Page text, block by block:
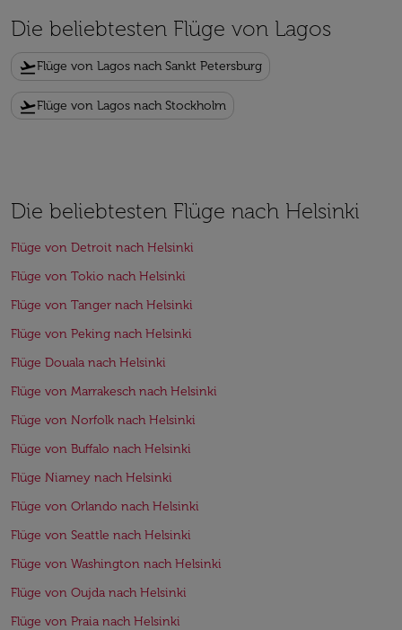
Die beliebtesten Flüge von Lagos
flight_takeoffFlüge von Lagos nach Sankt Petersburg
flight_takeoffFlüge von Lagos nach Stockholm
Die beliebtesten Flüge nach Helsinki
Flüge von Detroit nach Helsinki
Flüge von Tokio nach Helsinki
Flüge von Tanger nach Helsinki
Flüge von Peking nach Helsinki
Flüge Douala nach Helsinki
Flüge von Marrakesch nach Helsinki
Flüge von Norfolk nach Helsinki
Flüge von Buffalo nach Helsinki
Flüge Niamey nach Helsinki
Flüge von Orlando nach Helsinki
Flüge von Seattle nach Helsinki
Flüge von Washington nach Helsinki
Flüge von Oujda nach Helsinki
Flüge von Praia nach Helsinki